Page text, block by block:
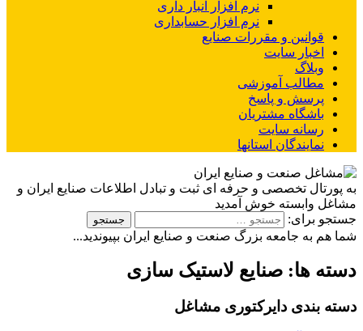
نرم افزار انبار داری
نرم افزار حسابداری
قوانین و مقررات صنایع
اخبار سایت
وبلاگ
مطالب آموزشی
پرسش و پاسخ
باشگاه مشتریان
رسانه سایت
نمایندگان استانها
به پورتال تخصصی و حرفه ای ثبت و تبادل اطلاعات صنایع ایران و
مشاغل وابسته خوش آمدید
جستجو برای:
شما هم به جامعه بزرگ صنعت و صنایع ایران بپیوندید...
دسته ها: صنایع لاستیک سازی
دسته بندی دایرکتوری مشاغل